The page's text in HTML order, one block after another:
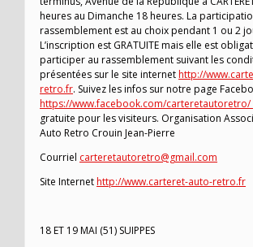
heures au Dimanche 18 heures. La
rassemblement est au choix pendant 1 ou 2
L’inscription est GRATUITE mais elle est
participer au rassemblement suivant les
présentées sur le site internethttp://
retro.fr. Suivez les infos sur notre page
https://www.facebook.com/carteretautoretro/
gratuite pour les visiteurs. Organisation
Auto Retro Crouin Jean-Pierre
Courriel carteretautoretro@gmail.com
Site Internethttp://www.carteret-auto-retro.fr
18 ET 19 MAI (51) SUIPPES